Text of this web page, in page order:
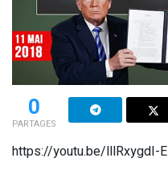
0
PARTAGES
https://youtu.be/lllRxygdI-E